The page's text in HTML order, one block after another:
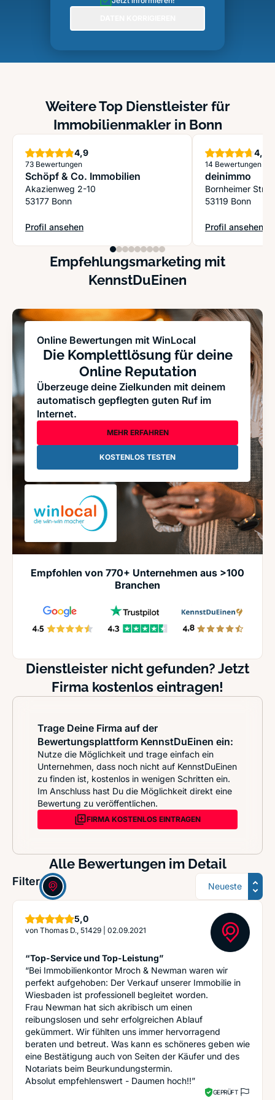
Weitere Top Dienstleister für
Immobilienmakler in Bonn
4,9Sterne
73 Bewertungen
Schöpf & Co. Immobilien
Akazienweg 2-10
53177 Bonn
Profil ansehen
: Schöpf & Co. Immobilien
4,7
14 Bewertungen
deinimmo
Bornheimer
53119 Bonn
Profil ansehen
: deinimmo
Empfehlungsmarketing mit
KennstDuEinen
Online Bewertungen mit WinLocal
Die Komplettlösung für deine
Online Reputation
Überzeuge deine Zielkunden mit deinem
automatisch gepflegten guten Ruf im
Internet.
MEHR ERFAHREN
KOSTENLOS TESTEN
Empfohlen von 770+ Unternehmen aus >100
Branchen
Dienstleister nicht gefunden? Jetzt
Firma kostenlos eintragen!
Trage Deine Firma auf der
Bewertungsplattform KennstDuEinen ein:
Nutze die Möglichkeit und trage einfach ein
Unternehmen, dass noch nicht auf KennstDuEinen
zu finden ist, kostenlos in wenigen Schritten ein.
Im Anschluss hast Du die Möglichkeit direkt eine
Bewertung zu veröffentlichen.
FIRMA KOSTENLOS EINTRAGEN
Alle Bewertungen im Detail
Filter: Sortierung
5,0Sterne
von Thomas D., 51429 02.09.2021
“Top-Service und Top-Leistung”
“Bei Immobilienkontor Mroch & Newman waren wir
perfekt aufgehoben: Der Verkauf unserer Immobilie in
Wiesbaden ist professionell begleitet worden.
Frau Newman hat sich akribisch um einen
reibungslosen und sehr erfolgreichen Ablauf
gekümmert. Wir fühlten uns immer hervorragend
beraten und betreut. Was kann es schöneres geben wie
eine Bestätigung auch von Seiten der Käufer und des
Notariats beim Beurkundungstermin.
Absolut empfehlenswert - Daumen hoch!!”
GEPRÜFT